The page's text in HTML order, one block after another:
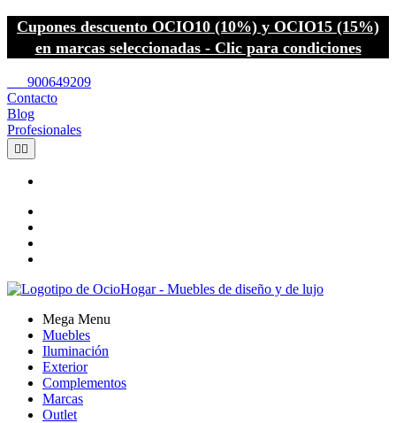
Cupones descuento OCIO10 (10%) y OCIO15 (15%)
en marcas seleccionadas - Clic para condiciones
900649209
Contacto
Blog
Profesionales
 
Mega Menu
Muebles
Iluminación
Exterior
Complementos
Marcas
Outlet